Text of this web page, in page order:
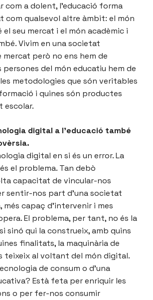
com a dolent, l’educació forma
com qualsevol altre àmbit: el món
seu mercat i el món acadèmic i
Vivim en una societat
però no ens hem de
persones del món educatiu hem de
metodologies que són veritables
i quines són productes
escolar.
digital a l’educació també
digital en si és un error. La
el problema. Tan debò
capacitat de vincular-nos
sentir-nos part d’una societat
més capaç d’intervenir i mes
El problema, per tant, no és la
sinó qui la construeix, amb quins
finalitats, la maquinària de
teixeix al voltant del món digital.
de consum o d’una
Està feta per enriquir les
o per fer-nos consumir